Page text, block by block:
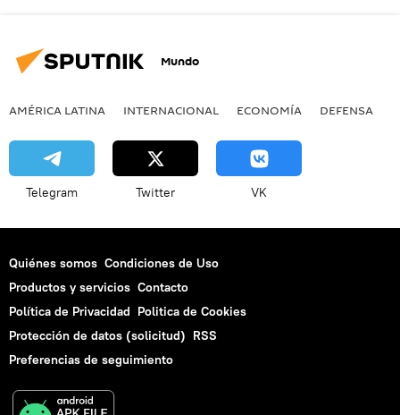
Mundo
AMÉRICA LATINA INTERNACIONAL ECONOMÍA DEFENSA
Telegram Twitter VK
Quiénes somos Condiciones de Uso
Productos y servicios Contacto
Política de Privacidad Politica de Cookies
Protección de datos (solicitud) RSS
Preferencias de seguimiento